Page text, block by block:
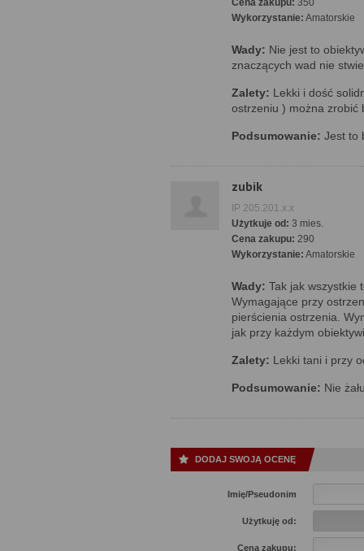
Cena zakupu: 350
Wykorzystanie: Amatorskie
Wady: Nie jest to
znaczących wad nie
Zalety: Lekki i dość
ostrzeniu ) można zrobić
Podsumowanie: Jest to
zubik
IP 205.201.x.x
Użytkuje od: 3 mies.
Cena zakupu: 290
Wykorzystanie: Amatorskie
Wady: Tak jak wszystkie
Wymagające przy
pierścienia ostrzenia.
jak przy każdym
Zalety: Lekki tani i przy
Podsumowanie: Nie
DODAJ SWOJĄ OCENĘ
Imię/Pseudonim
Użytkuję od:
Cena zakupu: